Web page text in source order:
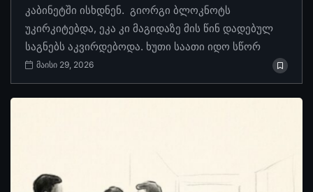
კაბინეტში ისხდნენ. გიორგი ბლოკნოტს
უკირკიტებდა, ეკა კი მაგიდაზე მის წინ დადებულ
საგნებს აკვირდებოდა. ხუთი საათი იდო სწორ
მაისი 29, 2026